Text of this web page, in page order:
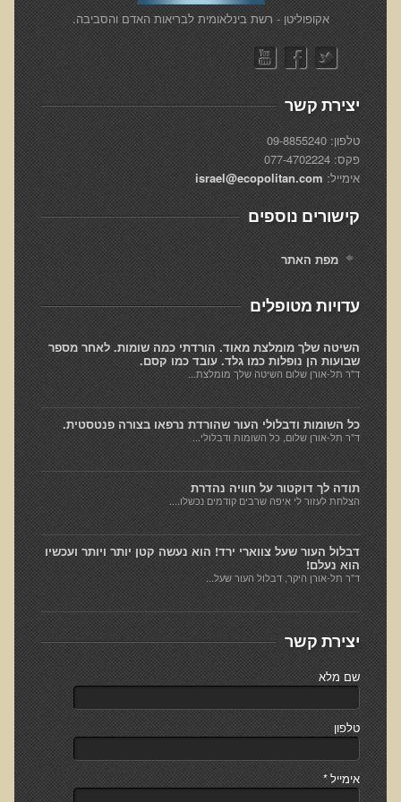
הצוות שלנו
ענבל ליבסקי, Bsc, ND
ד"ר גבריאל שמלוב MD
ד"ר עדיאל תל-אורן
ד"ר שולמית לוריא (MD)
איפה נמצא ד"ר תל-אורן
אקופוליטן רשת בינ"ל לבריאות האדם והסביבה
מיהו ד"ר עדיאל תל-אורן
הארגון למזעור החשיפה האלקטרומגנטית
מרפ"י - המרכז לרפואה פונקציונאלית בישראל
הארגון העולמי לבריאות נפשית פונקציונאלית
הקלה בדיכאון חמור
חקר יוחסין חוצה דורות MTTG
דיטוקסיפיקציה של הנפש EMDR
EMDR BSP MTTG
הארגון הישראלי לרפואת שיניים פונקציונאלית
תסמונת הנוירון הוקסי
מחקרים וספרות מדעית
רפואת שיניים ללא כספית ואמלגם
גולשים ממליצים
צור קשר
הסמכה
סדנאות מעמיקות להסמכה
טיהור רעלים
​אקופוליטן - רשת בינלאומית לבריאות האדם והסביבה.
יצירת קשר
טלפון: 09-8855240
פקס: 077-4702224
אימייל: israel@ecopolitan.com
קישורים נוספים
מפת האתר
עדויות מטופלים
השיטה שלך מומלצת מאוד. הורדתי כמה שומות. לאחר מספר
שבועות הן נופלות כמו גלד. עובד כמו קסם.
ד"ר תל-אורן שלום השיטה שלך מומלצת...
כל השומות ודבלולי העור שהורדת נרפאו בצורה פנטסטית.
ד"ר תל-אורן שלום, כל השומות ודבלולי...
תודה לך דוקטור על חוויה נהדרת
הצלחת לעזור לי איפה שרבים קודמים נכשלו....
דבלול העור שעל צווארי ירד! הוא נעשה קטן יותר ויותר ועכשיו
הוא נעלם!
ד"ר תל-אורן היקר, דבלול העור שעל...
יצירת קשר
שם מלא
טלפון
אימייל*